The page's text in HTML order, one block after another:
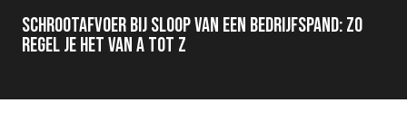
Schrootafvoer bij sloop van een bedrijfspand: zo
regel je het van A tot Z